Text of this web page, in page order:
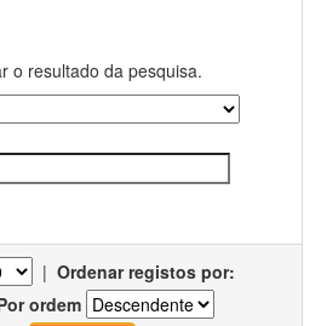
o resultado da pesquisa.
| Ordenar registos por:
ordem